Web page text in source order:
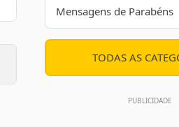
Mensagens de Parabéns
TODAS AS